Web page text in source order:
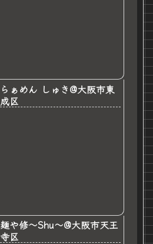
らぁめん しゅき@大阪市東
成区
麺や修〜Shu〜@大阪市天王
寺区